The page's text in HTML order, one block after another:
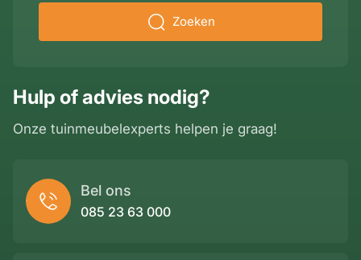
Hulp of advies nodig?
Onze tuinmeubelexperts helpen je graag!
Bel ons
085 23 63 000
Zoeken